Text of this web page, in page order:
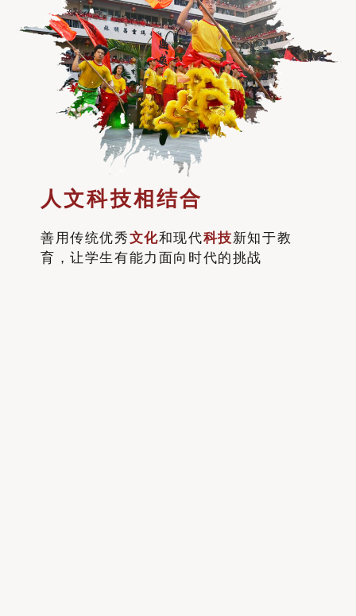
人文科技相结合
善用传统优秀文化和现代科技新知于教
育，让学生有能力面向时代的挑战